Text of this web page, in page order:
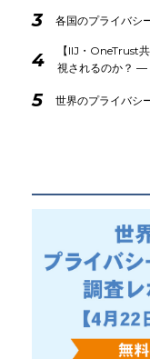
3 各国のプライバシ
4
【IIJ・OneTrust
視されるのか？ ―
5 世界のプライバシ